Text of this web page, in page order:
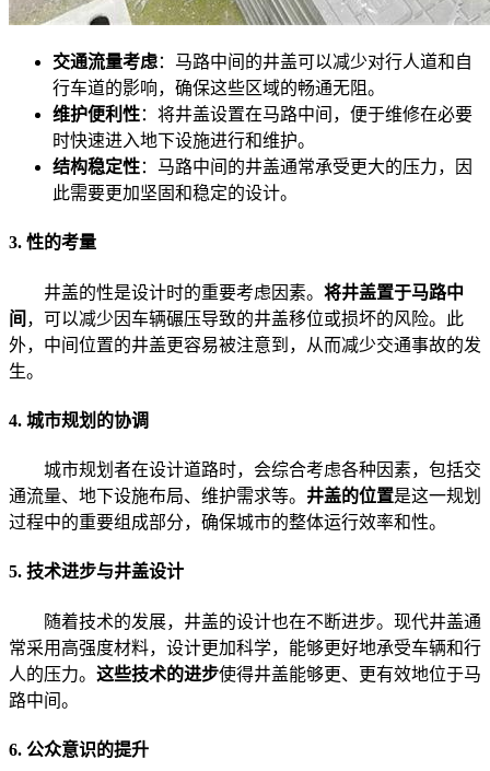
交通流量考虑：马路中间的井盖可以减少对行人道和自
行车道的影响，确保这些区域的畅通无阻。
维护便利性：将井盖设置在马路中间，便于维修在必要
时快速进入地下设施进行和维护。
结构稳定性：马路中间的井盖通常承受更大的压力，因
此需要更加坚固和稳定的设计。
3. 性的考量
井盖的性是设计时的重要考虑因素。 将井盖置于马路中
间 ，可以减少因车辆碾压导致的井盖移位或损坏的风险。此
外，中间位置的井盖更容易被注意到，从而减少交通事故的发
生。
4. 城市规划的协调
城市规划者在设计道路时，会综合考虑各种因素，包括交
通流量、地下设施布局、维护需求等。 井盖的位置是这一规划
过程中的重要组成部分，确保城市的整体运行效率和性。
5. 技术进步与井盖设计
随着技术的发展，井盖的设计也在不断进步。现代井盖通
常采用高强度材料，设计更加科学，能够更好地承受车辆和行
人的压力。 这些技术的进步使得井盖能够更、更有效地位于马
路中间。
6. 公众意识的提升